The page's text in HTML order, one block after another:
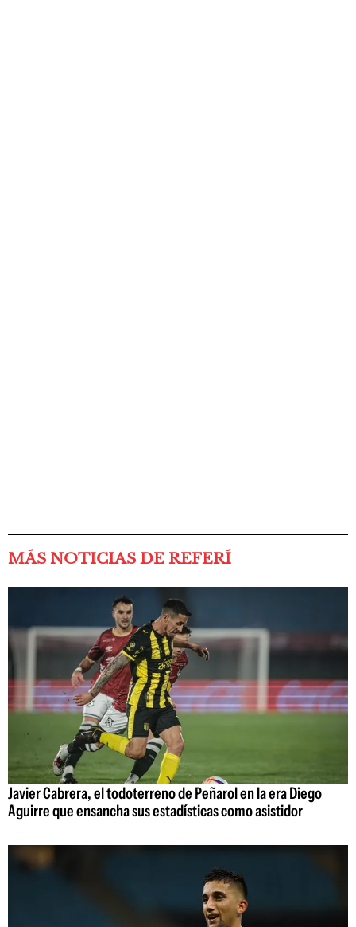
MÁS NOTICIAS DE REFERÍ
Javier Cabrera, el todoterreno de Peñarol en la era Diego
Aguirre que ensancha sus estadísticas como asistidor